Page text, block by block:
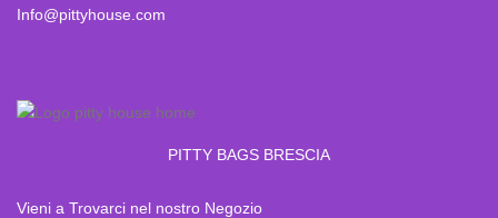
Info@pittyhouse.com
PITTY BAGS BRESCIA
Vieni a Trovarci nel nostro Negozio